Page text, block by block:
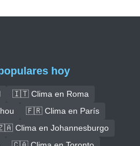
hoy
🇮🇹 Clima en Roma
🇫🇷 Clima en París
Clima en Johannesburgo